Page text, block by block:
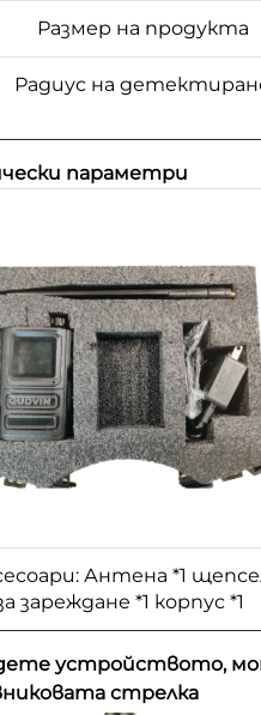
Размер на продукта
Радиус на
параметри
Антена *1
зареждане *1 корпус *1
устройството,
стрелка